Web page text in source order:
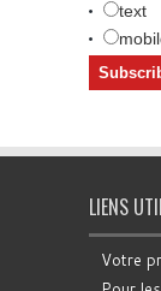
text
LIENS
Votre